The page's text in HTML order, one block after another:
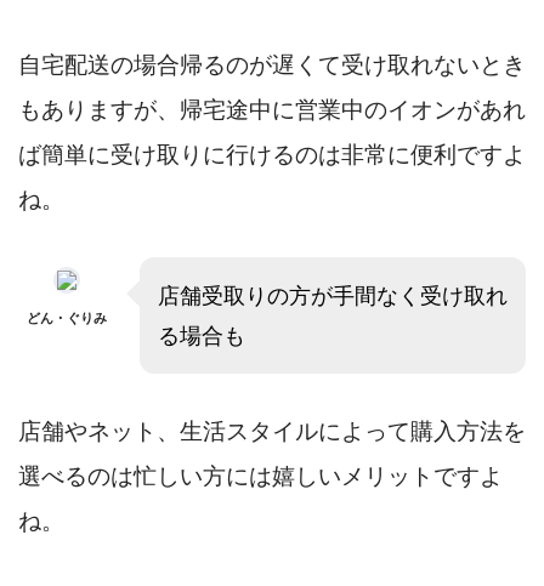
自宅配送の場合帰るのが遅くて受け取れないとき
もありますが、帰宅途中に営業中のイオンがあれ
ば簡単に受け取りに行けるのは非常に便利ですよ
ね。
どん・ぐりみ
店舗受取りの方が手間なく受け取れ
る場合も
店舗やネット、生活スタイルによって購入方法を
選べるのは忙しい方には嬉しいメリットですよ
ね。